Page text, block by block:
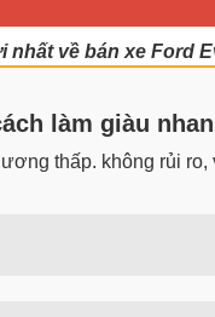
về bán xe Ford
làm giàu
thấp. không rủi